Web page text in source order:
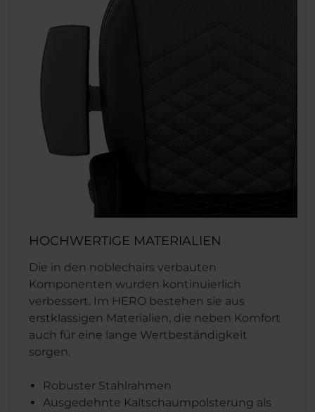
HOCHWERTIGE MATERIALIEN
Die in den noblechairs verbauten
Komponenten wurden kontinuierlich
verbessert. Im HERO bestehen sie aus
erstklassigen Materialien, die neben Komfort
auch für eine lange Wertbeständigkeit
sorgen.
Robuster Stahlrahmen
Ausgedehnte Kaltschaumpolsterung als